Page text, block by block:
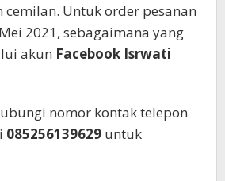
Untuk order pesanan
2021, sebagaimana yang
akun Facebook Isrwati
nomor kontak telepon
085256139629 untuk